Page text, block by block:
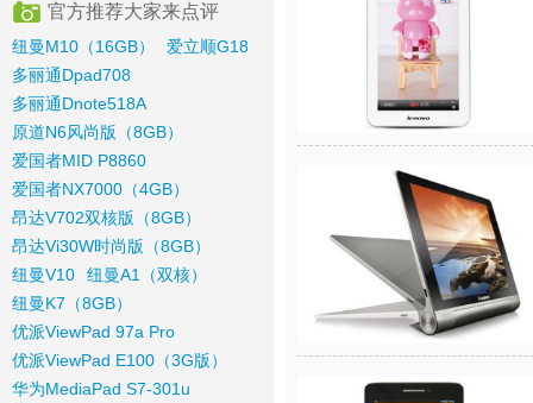
官方推荐大家来点评
纽曼M10（16GB）
爱立顺G18
多丽通Dpad708
多丽通Dnote518A
原道N6风尚版（8GB）
爱国者MID P8860
爱国者NX7000（4GB）
昂达V702双核版（8GB）
昂达Vi30W时尚版（8GB）
纽曼V10
纽曼A1（双核）
纽曼K7（8GB）
优派ViewPad 97a Pro
优派ViewPad E100（3G版）
华为MediaPad S7-301u